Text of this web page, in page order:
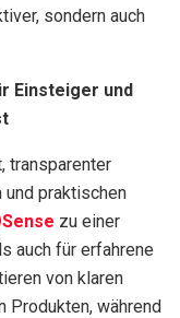
sondern auch
Einsteiger und
transparenter
praktischen
zu einer
auch für erfahrene
von klaren
Produkten, während